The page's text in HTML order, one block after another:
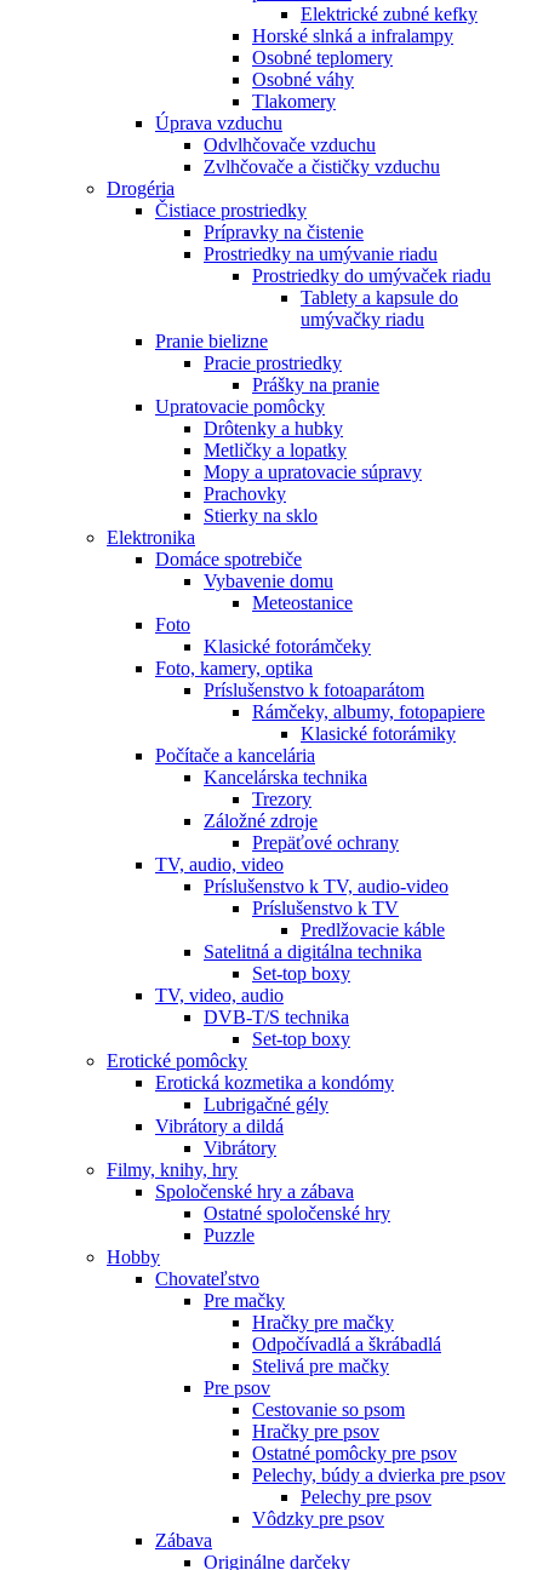
Elektrické zubné kefky
Horské slnká a infralampy
Osobné teplomery
Osobné váhy
Tlakomery
Úprava vzduchu
Odvlhčovače vzduchu
Zvlhčovače a čističky vzduchu
Drogéria
Čistiace prostriedky
Prípravky na čistenie
Prostriedky na umývanie riadu
Prostriedky do umývaček riadu
Tablety a kapsule do
umývačky riadu
Pranie bielizne
Pracie prostriedky
Prášky na pranie
Upratovacie pomôcky
Drôtenky a hubky
Metličky a lopatky
Mopy a upratovacie súpravy
Prachovky
Stierky na sklo
Elektronika
Domáce spotrebiče
Vybavenie domu
Meteostanice
Foto
Klasické fotorámčeky
Foto, kamery, optika
Príslušenstvo k fotoaparátom
Rámčeky, albumy, fotopapiere
Klasické fotorámiky
Počítače a kancelária
Kancelárska technika
Trezory
Záložné zdroje
Prepäťové ochrany
TV, audio, video
Príslušenstvo k TV, audio-video
Príslušenstvo k TV
Predlžovacie káble
Satelitná a digitálna technika
Set-top boxy
TV, video, audio
DVB-T/S technika
Set-top boxy
Erotické pomôcky
Erotická kozmetika a kondómy
Lubrigačné gély
Vibrátory a dildá
Vibrátory
Filmy, knihy, hry
Spoločenské hry a zábava
Ostatné spoločenské hry
Puzzle
Hobby
Chovateľstvo
Pre mačky
Hračky pre mačky
Odpočívadlá a škrábadlá
Stelivá pre mačky
Pre psov
Cestovanie so psom
Hračky pre psov
Ostatné pomôcky pre psov
Pelechy, búdy a dvierka pre psov
Pelechy pre psov
Vôdzky pre psov
Zábava
Originálne darčeky